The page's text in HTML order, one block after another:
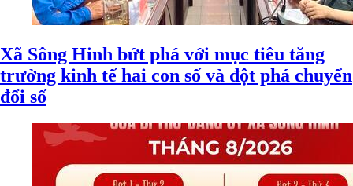
Xã Sông Hinh bứt phá với mục tiêu tăng
trưởng kinh tế hai con số và đột phá chuyển
đổi số